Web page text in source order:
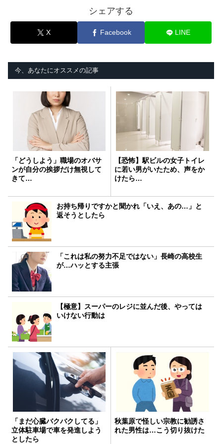
シェアする
X Facebook LINE
今、あなたにオススメの記事
「どうしよう」職場のオバサ
ンが自分の挨拶だけ無視して
きて…
【恐怖】駅ビルの女子トイレ
に若い男がいたため、声をか
けたら…
お持ち帰りですかと聞かれ「いえ、あの…」と
返そうとしたら
「これは私の努力不足ではない」長崎の高校生
が…ハッとする主張
【極意】スーパーのレジに並んだ後、やっては
いけない行動は
「まだ心臓バクバクしてる」
立体駐車場で車を発進しよう
としたら
秋葉原で怪しい宗教に勧誘さ
れた男性は…こう切り抜けた